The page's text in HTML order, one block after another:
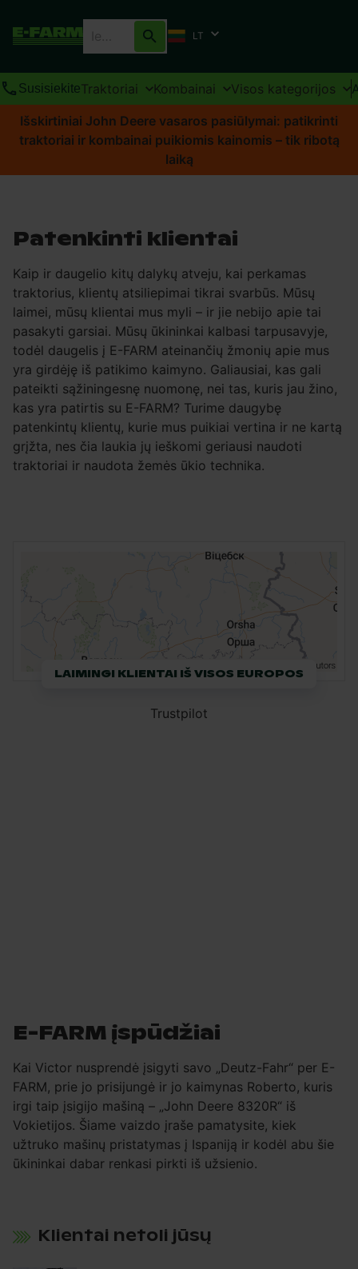
LT
SusisiekiteTraktoriai Kombainai Visos kategorijos
Išskirtiniai John Deere vasaros pasiūlymai: patikrinti
traktoriai ir kombainai puikiomis kainomis – tik ribotą
laiką
Patenkinti klientai
Kaip ir daugelio kitų dalykų atveju, kai perkamas
traktorius, klientų atsiliepimai tikrai svarbūs. Mūsų
laimei, mūsų klientai mus myli – ir jie nebijo apie tai
pasakyti garsiai. Mūsų ūkininkai kalbasi tarpusavyje,
todėl daugelis į E-FARM ateinančių žmonių apie mus
yra girdėję iš patikimo kaimyno. Galiausiai, kas gali
pateikti sąžiningesnę nuomonę, nei tas, kuris jau žino,
kas yra patirtis su E-FARM? Turime daugybę
patenkintų klientų, kurie mus puikiai vertina ir ne kartą
grįžta, nes čia laukia jų ieškomi geriausi naudoti
traktoriai ir naudota žemės ūkio technika.
LAIMINGI KLIENTAI IŠ VISOS EUROPOS
Trustpilot
E-FARM įspūdžiai
Kai Victor nusprendė įsigyti savo „Deutz-Fahr“ per E-
FARM, prie jo prisijungė ir jo kaimynas Roberto, kuris
irgi taip įsigijo mašiną – „John Deere 8320R“ iš
Vokietijos. Šiame vaizdo įraše pamatysite, kiek
užtruko mašinų pristatymas į Ispaniją ir kodėl abu šie
ūkininkai dabar renkasi pirkti iš užsienio.
Klientai netoli jūsų